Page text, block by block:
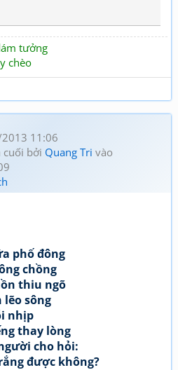
tưởng
chèo
11:06
cuối bởi Quang Tri vào
phố đông
chồng
thiu ngõ
lẽo sông
nhịp
thay lòng
cho hỏi:
được không?